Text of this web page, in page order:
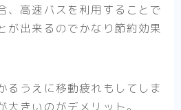
、高速バスを利用することで
が出来るのでかなり節約効果
るうえに移動疲れもしてしま
大きいのがデメリット。